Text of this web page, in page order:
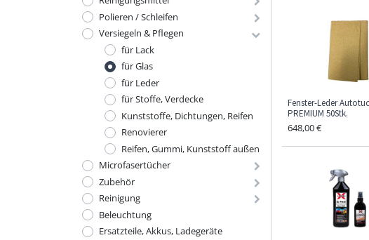
Polieren / Schleifen
Versiegeln & Pflegen
für Lack
für Glas
für Leder
für Stoffe, Verdecke
Kunststoffe, Dichtungen, Reifen
Renovierer
Reifen, Gummi, Kunststoff außen
Microfasertücher
Zubehör
Reinigung
Beleuchtung
Ersatzteile, Akkus, Ladegeräte
Fenster-Leder
PREMIUM 50Stk.
648,00€